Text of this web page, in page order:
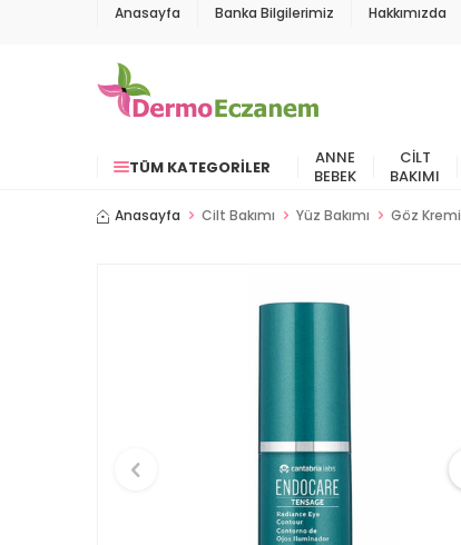
Anasayfa Banka Bilgilerimiz Hakkımızda
TÜM KATEGORILER
ANNE
BEBEK
CILT
BAKIMI
Anasayfa Cilt Bakımı Yüz Bakımı Göz Kremi